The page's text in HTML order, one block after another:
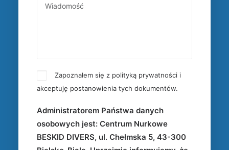
Zapoznałem się z polityką prywatności i
akceptuję postanowienia tych dokumentów.
Administratorem Państwa danych
osobowych jest: Centrum Nurkowe
BESKID DIVERS, ul. Chełmska 5, 43-300